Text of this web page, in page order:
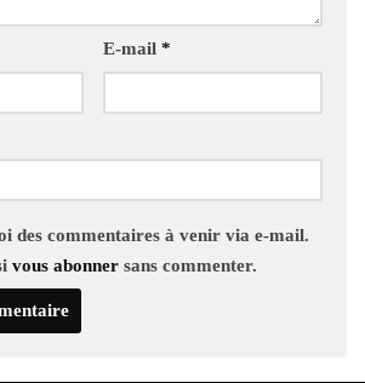
E-mail *
des commentaires à venir via e-mail.
vous abonner sans commenter.